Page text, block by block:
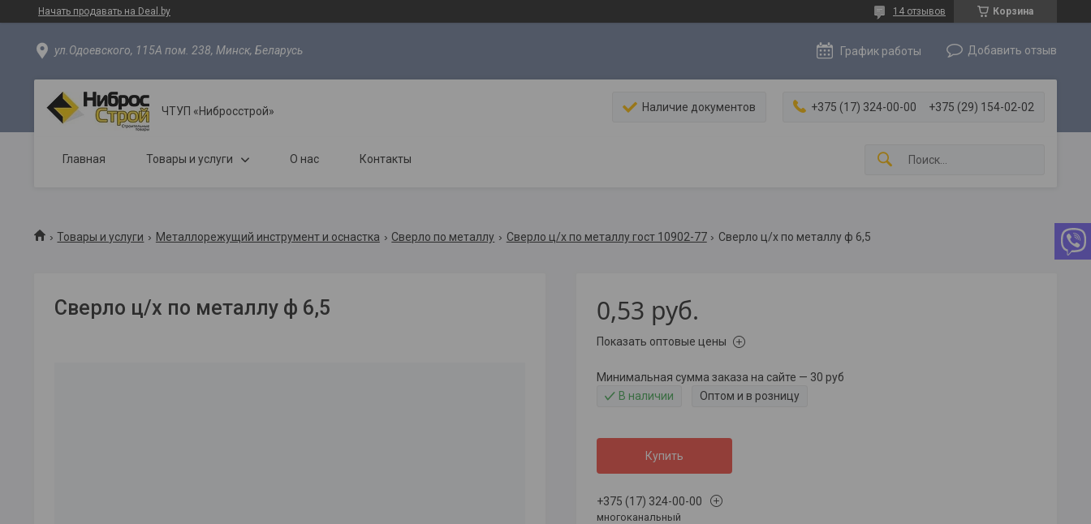
Начать продавать на Deal.by Корзина
14 отзывов
ул.Одоевского, 115А пом. 238, Минск, Беларусь График работы Добавить отзыв
ЧТУП «Нибросстрой» Наличие документов +375 (17) 324-00-00 +375 (29) 154-02-02
Главная Товары и услуги О нас Контакты
Товары и услуги Металлорежущий инструмент и оснастка Сверло по металлу Сверло ц/х по металлу гост 10902-77 Сверло ц/х по металлу ф 6,5
Сверло ц/х по металлу ф 6,5 0,53 руб.
Показать оптовые цены
Минимальная сумма заказа на сайте — 30 руб
В наличии
Оптом и в розницу
Купить
+375 (17) 324-00-00
многоканальный